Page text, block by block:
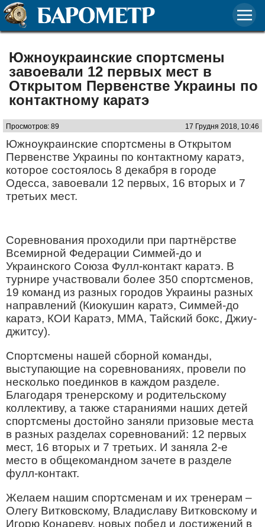
Южноукраинские спортсмены
завоевали 12 первых мест в
Открытом Первенстве Украины по
контактному каратэ
Просмотров: 89 17 Грудня 2018, 10:46
Южноукраинские спортсмены в Открытом
Первенстве Украины по контактному каратэ,
которое состоялось 8 декабря в городе
Одесса, завоевали 12 первых, 16 вторых и 7
третьих мест.
Соревнования проходили при партнёрстве
Всемирной Федерации Симмей-до и
Украинского Союза Фулл-контакт каратэ. В
турнире участвовали более 350 спортсменов,
19 команд из разных городов Украины разных
направлений (Киокушин каратэ, Симмей-до
каратэ, КОИ Каратэ, ММА, Тайский бокс, Джиу-
джитсу).
Спортсмены нашей сборной команды,
выступающие на соревнованиях, провели по
несколько поединков в каждом разделе.
Благодаря тренерскому и родительскому
коллективу, а также стараниями наших детей
спортсмены достойно заняли призовые места
в разных разделах соревнований: 12 первых
мест, 16 вторых и 7 третьих. И заняла 2-е
место в общекомандном зачете в разделе
фулл-контакт.
Желаем нашим спортсменам и их тренерам –
Олегу Витковскому, Владиславу Витковскому и
Игорю Конареву, новых побед и достижений в